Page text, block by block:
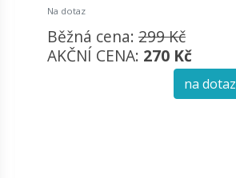
Na dotaz
Běžná cena: 299 Kč
AKČNÍ CENA: 270 Kč
na dotaz